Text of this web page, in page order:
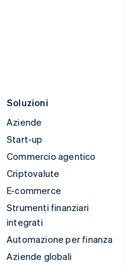
Soluzioni
Aziende
Start-up
Commercio agentico
Criptovalute
E-commerce
Strumenti finanziari
integrati
Automazione per finanza
Aziende globali